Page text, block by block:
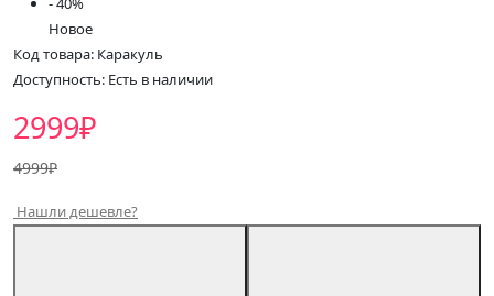
Новое
Код товара: Каракуль
Доступность: Есть в наличии
2999₽
4999₽
Нашли дешевле?